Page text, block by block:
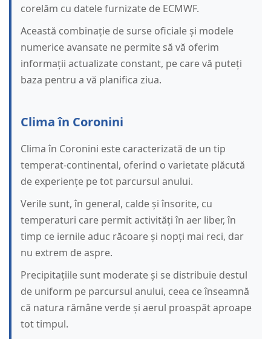
corelăm cu datele furnizate de ECMWF.
Această combinație de surse oficiale și modele
numerice avansate ne permite să vă oferim
informații actualizate constant, pe care vă puteți
baza pentru a vă planifica ziua.
Clima în Coronini
Clima în Coronini este caracterizată de un tip
temperat-continental, oferind o varietate plăcută
de experiențe pe tot parcursul anului.
Verile sunt, în general, calde și însorite, cu
temperaturi care permit activități în aer liber, în
timp ce iernile aduc răcoare și nopți mai reci, dar
nu extrem de aspre.
Precipitațiile sunt moderate și se distribuie destul
de uniform pe parcursul anului, ceea ce înseamnă
că natura rămâne verde și aerul proaspăt aproape
tot timpul.